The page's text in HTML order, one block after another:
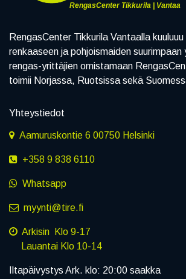
RengasCenter Tikkurila | Vantaa
RengasCenter Tikkurila Vantaalla kuuluuu
renkaaseen ja pohjoismaiden
rengas-yrittäjien omistamaan
toimii Norjassa, Ruotsissa sekä
Yhteystiedot
Aamuruskontie 6 00750 Helsinki
+358 9 838 6110
Whatsapp
myynti@tire.fi
Arkisin Klo 9-17
Lauantai Klo 10-14
Iltapäivystys Ark. klo: 20:00 saakka